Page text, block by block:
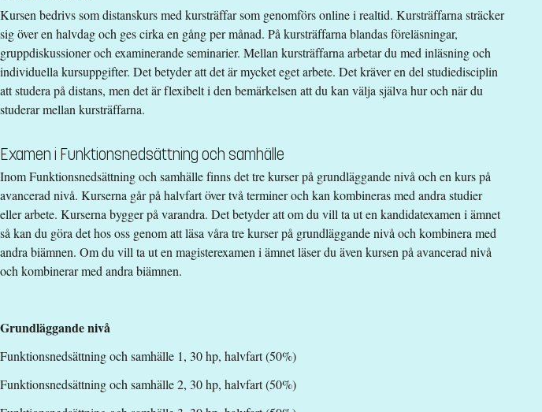
+4613284775
Pernilla Ahrén
pernilla.ahren@liu.se
+4613282116
karin.a.nilsson@liu.se
+4613284778
Kursplan
Kursen bedrivs som distanskurs med kursträffar som genomförs online i realtid. Kursträffarna sträcker
sig över en halvdag och ges cirka en gång per månad. På kursträffarna blandas föreläsningar,
gruppdiskussioner och examinerande seminarier. Mellan kursträffarna arbetar du med inläsning och
individuella kursuppgifter. Det betyder att det är mycket eget arbete. Det kräver en del studiedisciplin
att studera på distans, men det är flexibelt i den bemärkelsen att du kan välja själva hur och när du
studerar mellan kursträffarna.
Examen i Funktionsnedsättning och samhälle
Inom Funktionsnedsättning och samhälle finns det tre kurser på grundläggande nivå och en kurs på
avancerad nivå. Kurserna går på halvfart över två terminer och kan kombineras med andra studier
eller arbete. Kurserna bygger på varandra. Det betyder att om du vill ta ut en kandidatexamen i ämnet
så kan du göra det hos oss genom att läsa våra tre kurser på grundläggande nivå och kombinera med
andra biämnen. Om du vill ta ut en magisterexamen i ämnet läser du även kursen på avancerad nivå
och kombinerar med andra biämnen.
Grundläggande nivå
Funktionsnedsättning och samhälle 1, 30 hp, halvfart (50%)
Funktionsnedsättning och samhälle 2, 30 hp, halvfart (50%)